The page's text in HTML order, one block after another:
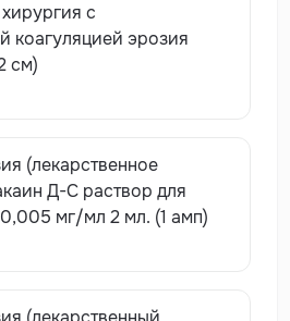
с
коагуляцией эрозия
см)
(лекарственное
Д-С раствор для
мг/мл 2 мл. (1 амп)